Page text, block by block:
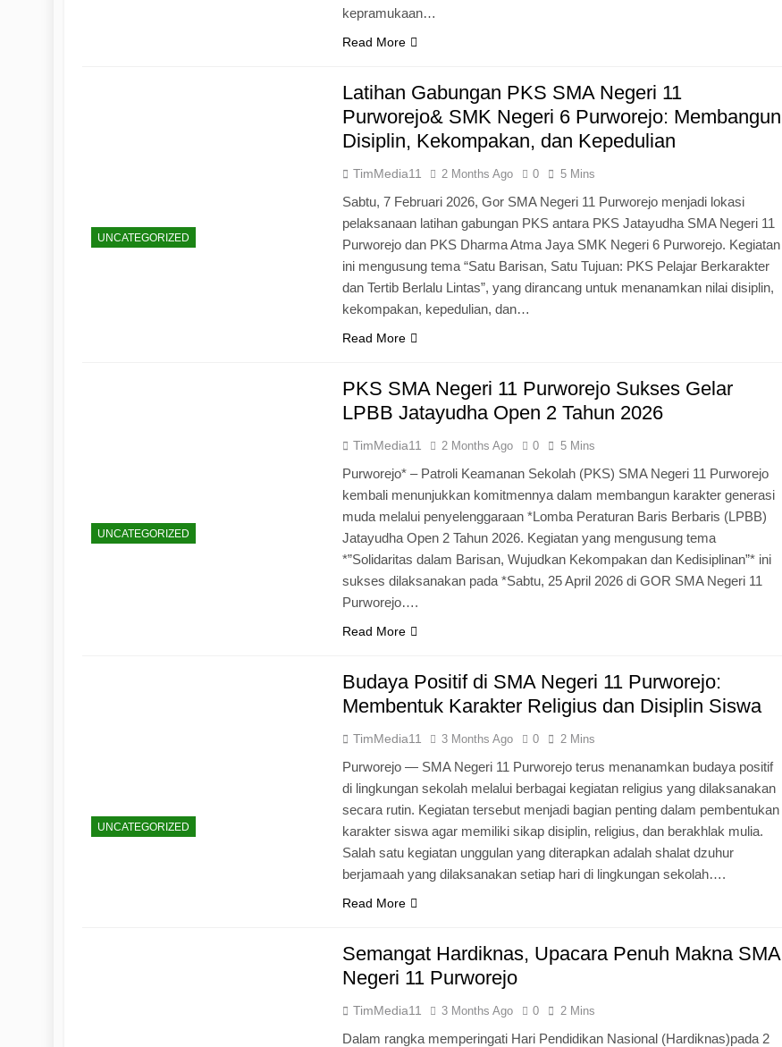
kepramukaan…
Read More
UNCATEGORIZED
Latihan Gabungan PKS SMA Negeri 11
Purworejo& SMK Negeri 6 Purworejo: Membangun
Disiplin, Kekompakan, dan Kepedulian
TimMedia11 2 Months Ago 0 5 Mins
Sabtu, 7 Februari 2026, Gor SMA Negeri 11 Purworejo menjadi lokasi
pelaksanaan latihan gabungan PKS antara PKS Jatayudha SMA Negeri 11
Purworejo dan PKS Dharma Atma Jaya SMK Negeri 6 Purworejo. Kegiatan
ini mengusung tema “Satu Barisan, Satu Tujuan: PKS Pelajar Berkarakter
dan Tertib Berlalu Lintas”, yang dirancang untuk menanamkan nilai disiplin,
kekompakan, kepedulian, dan…
Read More
UNCATEGORIZED
PKS SMA Negeri 11 Purworejo Sukses Gelar
LPBB Jatayudha Open 2 Tahun 2026
TimMedia11 2 Months Ago 0 5 Mins
Purworejo* – Patroli Keamanan Sekolah (PKS) SMA Negeri 11 Purworejo
kembali menunjukkan komitmennya dalam membangun karakter generasi
muda melalui penyelenggaraan *Lomba Peraturan Baris Berbaris (LPBB)
Jatayudha Open 2 Tahun 2026. Kegiatan yang mengusung tema
*”Solidaritas dalam Barisan, Wujudkan Kekompakan dan Kedisiplinan”* ini
sukses dilaksanakan pada *Sabtu, 25 April 2026 di GOR SMA Negeri 11
Purworejo….
Read More
UNCATEGORIZED
Budaya Positif di SMA Negeri 11 Purworejo:
Membentuk Karakter Religius dan Disiplin Siswa
TimMedia11 3 Months Ago 0 2 Mins
Purworejo — SMA Negeri 11 Purworejo terus menanamkan budaya positif
di lingkungan sekolah melalui berbagai kegiatan religius yang dilaksanakan
secara rutin. Kegiatan tersebut menjadi bagian penting dalam pembentukan
karakter siswa agar memiliki sikap disiplin, religius, dan berakhlak mulia.
Salah satu kegiatan unggulan yang diterapkan adalah shalat dzuhur
berjamaah yang dilaksanakan setiap hari di lingkungan sekolah….
Read More
Semangat Hardiknas, Upacara Penuh Makna SMA
Negeri 11 Purworejo
TimMedia11 3 Months Ago 0 2 Mins
Dalam rangka memperingati Hari Pendidikan Nasional (Hardiknas)pada 2